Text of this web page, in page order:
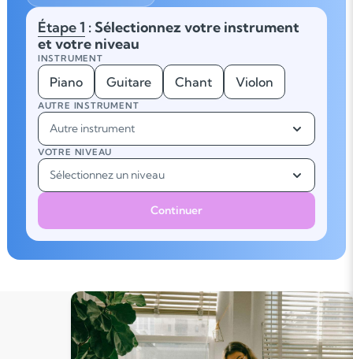
Étape 1 : Sélectionnez votre instrument
et votre niveau
INSTRUMENT
Piano Guitare Chant Violon
AUTRE INSTRUMENT
Autre instrument
VOTRE NIVEAU
Sélectionnez un niveau
Continuer